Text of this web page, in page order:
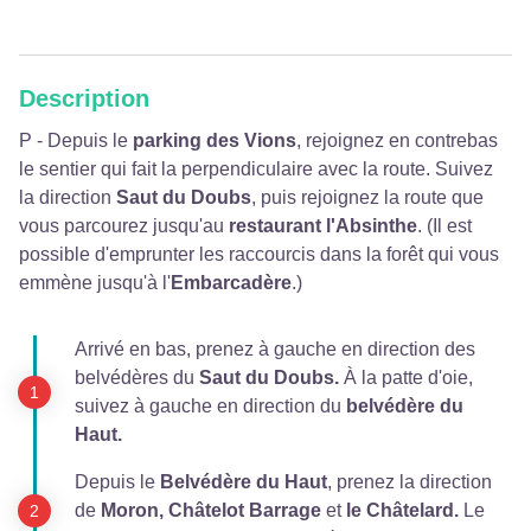
Description
P - Depuis le parking des Vions, rejoignez en contrebas
le sentier qui fait la perpendiculaire avec la route. Suivez
la direction Saut du Doubs, puis rejoignez la route que
vous parcourez jusqu'au restaurant l'Absinthe. (Il est
possible d'emprunter les raccourcis dans la forêt qui vous
emmène jusqu'à l'Embarcadère.)
Arrivé en bas, prenez à gauche en direction des
belvédères du Saut du Doubs. À la patte d'oie,
suivez à gauche en direction du belvédère du
Haut.
Depuis le Belvédère du Haut, prenez la direction
de Moron, Châtelot Barrage et le Châtelard. Le